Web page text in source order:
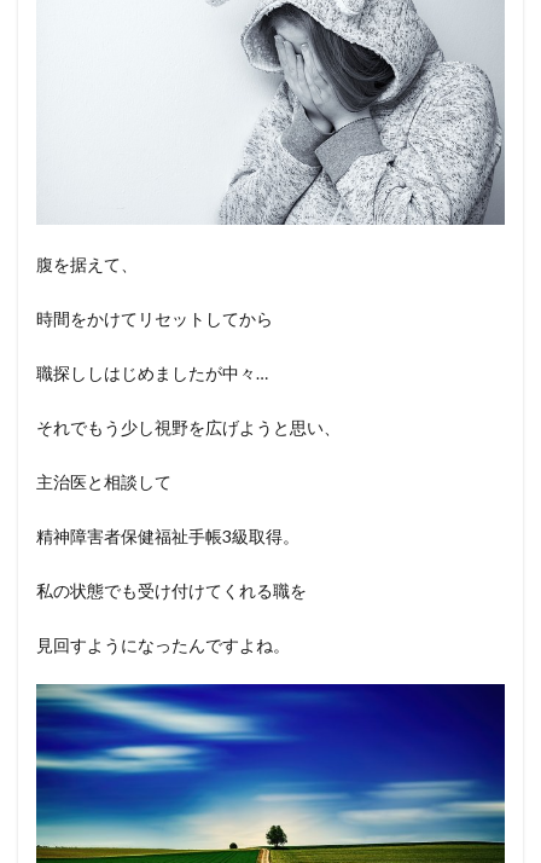
腹を据えて、
時間をかけてリセットしてから
職探ししはじめましたが中々…
それでもう少し視野を広げようと思い、
主治医と相談して
精神障害者保健福祉手帳3級取得。
私の状態でも受け付けてくれる職を
見回すようになったんですよね。